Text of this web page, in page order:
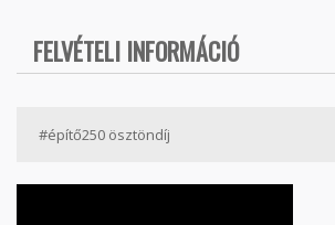
FELVÉTELI INFORMÁCIÓ
#építő250 ösztöndíj